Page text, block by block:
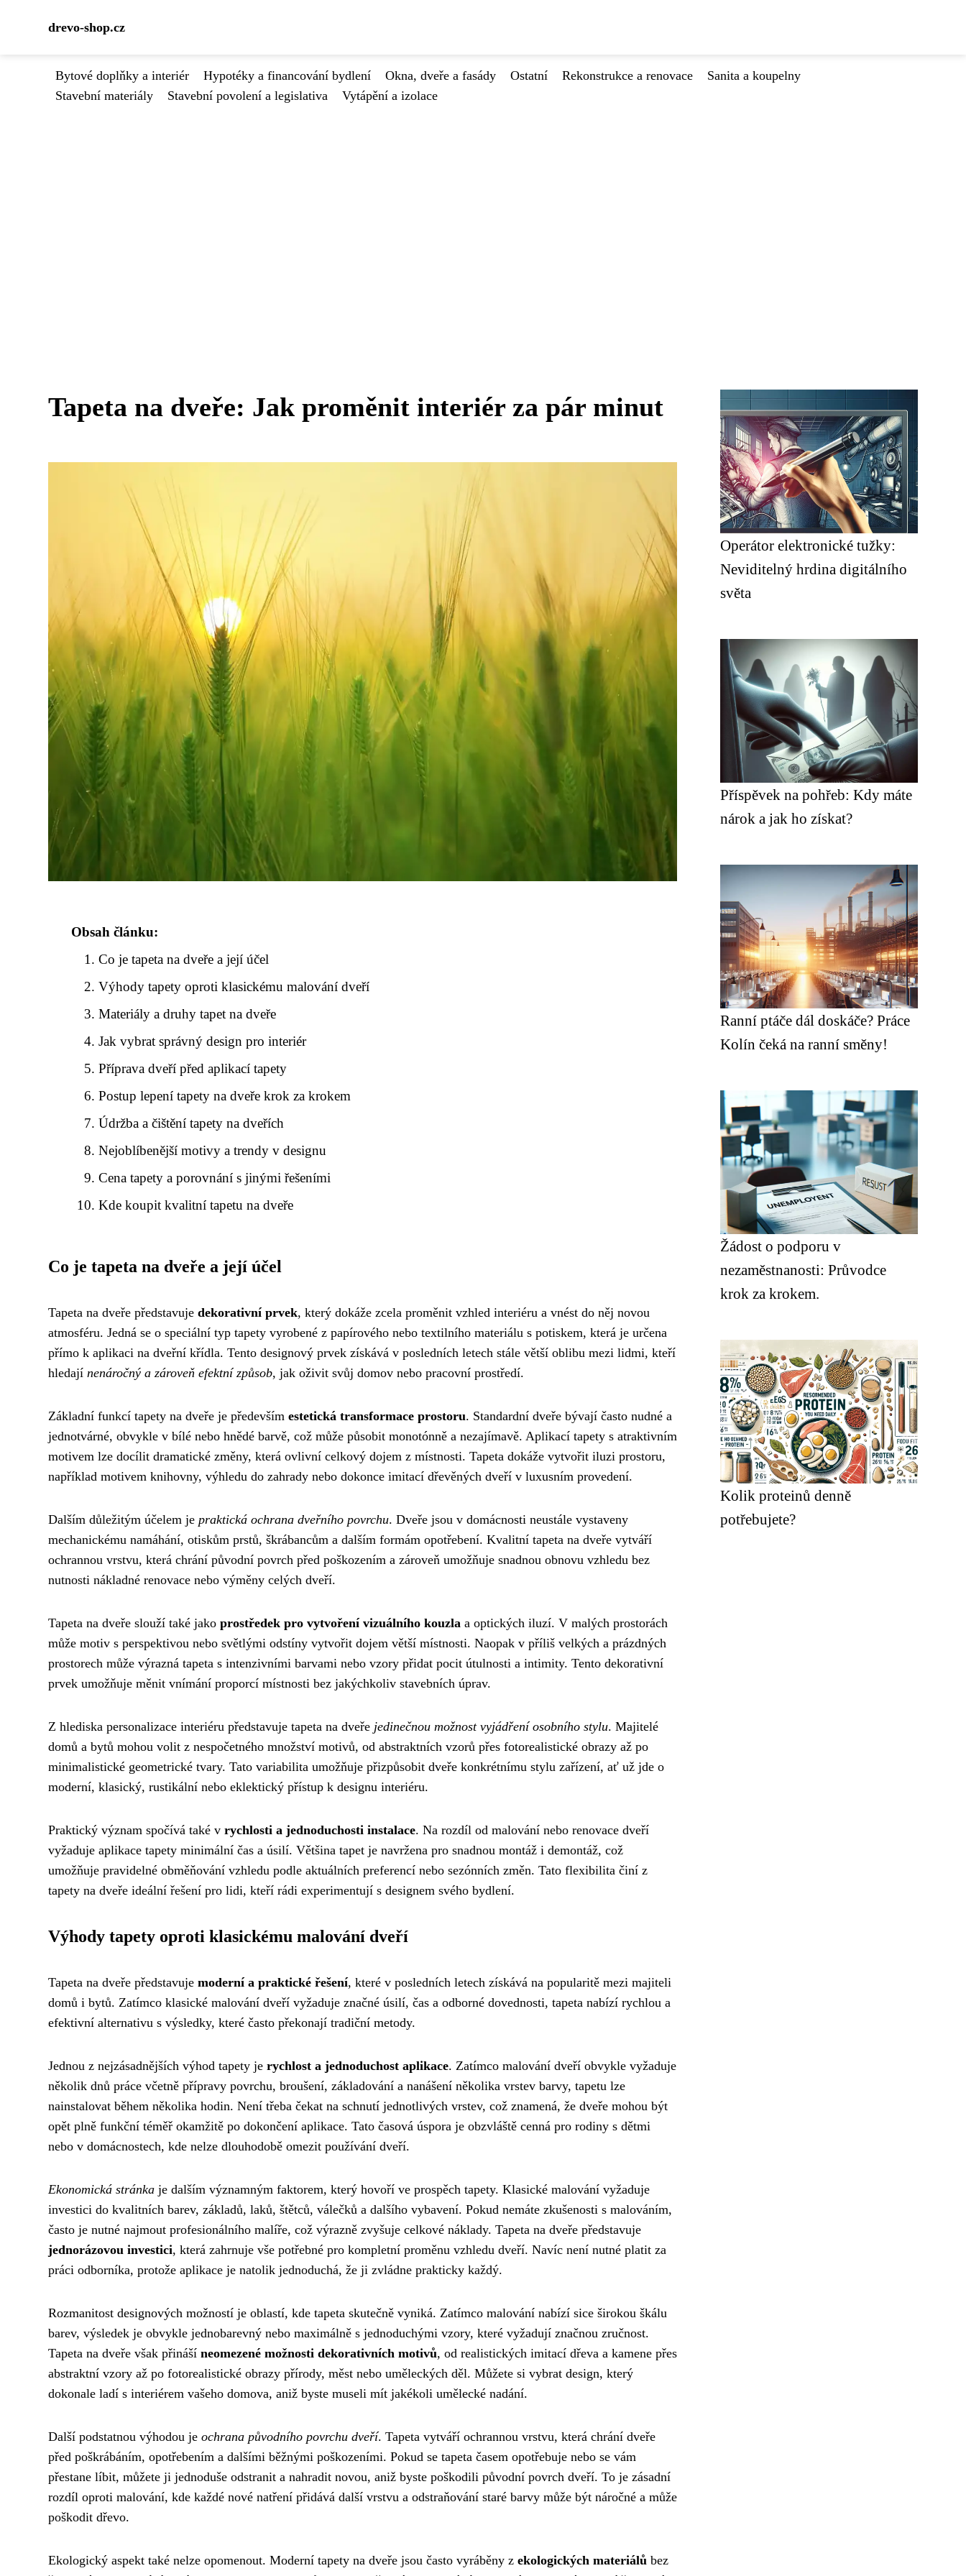
drevo-shop.cz
Bytové doplňky a interiér Hypotéky a financování bydlení Okna, dveře a fasády Ostatní Rekonstrukce a renovace
Sanita a koupelny
Stavební materiály
Stavební povolení a legislativa Vytápění a izolace
Tapeta na dveře: Jak proměnit interiér za pár minut
Obsah článku:
Co je tapeta na dveře a její účel
Výhody tapety oproti klasickému malování dveří
Materiály a druhy tapet na dveře
Jak vybrat správný design pro interiér
Příprava dveří před aplikací tapety
Postup lepení tapety na dveře krok za krokem
Údržba a čištění tapety na dveřích
Nejoblíbenější motivy a trendy v designu
Cena tapety a porovnání s jinými řešeními
Kde koupit kvalitní tapetu na dveře
Co je tapeta na dveře a její účel
Tapeta na dveře představuje dekorativní prvek, který dokáže zcela proměnit vzhled interiéru a vnést do něj novou
atmosféru. Jedná se o speciální typ tapety vyrobené z papírového nebo textilního materiálu s potiskem, která je určena
přímo k aplikaci na dveřní křídla. Tento designový prvek získává v posledních letech stále větší oblibu mezi lidmi, kteří
hledají nenáročný a zároveň efektní způsob, jak oživit svůj domov nebo pracovní prostředí.
Základní funkcí tapety na dveře je především estetická transformace prostoru. Standardní dveře bývají často nudné a
jednotvárné, obvykle v bílé nebo hnědé barvě, což může působit monotónně a nezajímavě. Aplikací tapety s atraktivním
motivem lze docílit dramatické změny, která ovlivní celkový dojem z místnosti. Tapeta dokáže vytvořit iluzi prostoru,
například motivem knihovny, výhledu do zahrady nebo dokonce imitací dřevěných dveří v luxusním provedení.
Dalším důležitým účelem je praktická ochrana dveřního povrchu. Dveře jsou v domácnosti neustále vystaveny
mechanickému namáhání, otiskům prstů, škrábancům a dalším formám opotřebení. Kvalitní tapeta na dveře vytváří
ochrannou vrstvu, která chrání původní povrch před poškozením a zároveň umožňuje snadnou obnovu vzhledu bez
nutnosti nákladné renovace nebo výměny celých dveří.
Tapeta na dveře slouží také jako prostředek pro vytvoření vizuálního kouzla a optických iluzí. V malých prostorách
může motiv s perspektivou nebo světlými odstíny vytvořit dojem větší místnosti. Naopak v příliš velkých a prázdných
prostorech může výrazná tapeta s intenzivními barvami nebo vzory přidat pocit útulnosti a intimity. Tento dekorativní
prvek umožňuje měnit vnímání proporcí místnosti bez jakýchkoliv stavebních úprav.
Z hlediska personalizace interiéru představuje tapeta na dveře jedinečnou možnost vyjádření osobního stylu. Majitelé
domů a bytů mohou volit z nespočetného množství motivů, od abstraktních vzorů přes fotorealistické obrazy až po
minimalistické geometrické tvary. Tato variabilita umožňuje přizpůsobit dveře konkrétnímu stylu zařízení, ať už jde o
moderní, klasický, rustikální nebo eklektický přístup k designu interiéru.
Praktický význam spočívá také v rychlosti a jednoduchosti instalace. Na rozdíl od malování nebo renovace dveří
vyžaduje aplikace tapety minimální čas a úsilí. Většina tapet je navržena pro snadnou montáž i demontáž, což
umožňuje pravidelné obměňování vzhledu podle aktuálních preferencí nebo sezónních změn. Tato flexibilita činí z
tapety na dveře ideální řešení pro lidi, kteří rádi experimentují s designem svého bydlení.
Výhody tapety oproti klasickému malování dveří
Tapeta na dveře představuje moderní a praktické řešení, které v posledních letech získává na popularitě mezi majiteli
domů i bytů. Zatímco klasické malování dveří vyžaduje značné úsilí, čas a odborné dovednosti, tapeta nabízí rychlou a
efektivní alternativu s výsledky, které často překonají tradiční metody.
Jednou z nejzásadnějších výhod tapety je rychlost a jednoduchost aplikace. Zatímco malování dveří obvykle vyžaduje
několik dnů práce včetně přípravy povrchu, broušení, základování a nanášení několika vrstev barvy, tapetu lze
nainstalovat během několika hodin. Není třeba čekat na schnutí jednotlivých vrstev, což znamená, že dveře mohou být
opět plně funkční téměř okamžitě po dokončení aplikace. Tato časová úspora je obzvláště cenná pro rodiny s dětmi
nebo v domácnostech, kde nelze dlouhodobě omezit používání dveří.
Ekonomická stránka je dalším významným faktorem, který hovoří ve prospěch tapety. Klasické malování vyžaduje
investici do kvalitních barev, základů, laků, štětců, válečků a dalšího vybavení. Pokud nemáte zkušenosti s malováním,
často je nutné najmout profesionálního malíře, což výrazně zvyšuje celkové náklady. Tapeta na dveře představuje
jednorázovou investici, která zahrnuje vše potřebné pro kompletní proměnu vzhledu dveří. Navíc není nutné platit za
práci odborníka, protože aplikace je natolik jednoduchá, že ji zvládne prakticky každý.
Rozmanitost designových možností je oblastí, kde tapeta skutečně vyniká. Zatímco malování nabízí sice širokou škálu
barev, výsledek je obvykle jednobarevný nebo maximálně s jednoduchými vzory, které vyžadují značnou zručnost.
Tapeta na dveře však přináší neomezené možnosti dekorativních motivů, od realistických imitací dřeva a kamene přes
abstraktní vzory až po fotorealistické obrazy přírody, měst nebo uměleckých děl. Můžete si vybrat design, který
dokonale ladí s interiérem vašeho domova, aniž byste museli mít jakékoli umělecké nadání.
Další podstatnou výhodou je ochrana původního povrchu dveří. Tapeta vytváří ochrannou vrstvu, která chrání dveře
před poškrábáním, opotřebením a dalšími běžnými poškozeními. Pokud se tapeta časem opotřebuje nebo se vám
přestane líbit, můžete ji jednoduše odstranit a nahradit novou, aniž byste poškodili původní povrch dveří. To je zásadní
rozdíl oproti malování, kde každé nové natření přidává další vrstvu a odstraňování staré barvy může být náročné a může
poškodit dřevo.
Ekologický aspekt také nelze opomenout. Moderní tapety na dveře jsou často vyráběny z ekologických materiálů bez
Operátor elektronické tužky:
Neviditelný hrdina digitálního
světa
Příspěvek na pohřeb: Kdy máte
nárok a jak ho získat?
Ranní ptáče dál doskáče? Práce
Kolín čeká na ranní směny!
Žádost o podporu v
nezaměstnanosti: Průvodce
krok za krokem.
Kolik proteinů denně
potřebujete?